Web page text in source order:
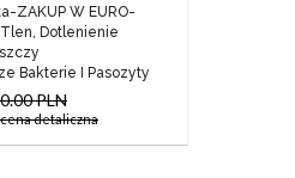
ZAKUP W EURO-
Dotlenienie
Bakterie I Pasozyty
0.00 PLN
cena detaliczna